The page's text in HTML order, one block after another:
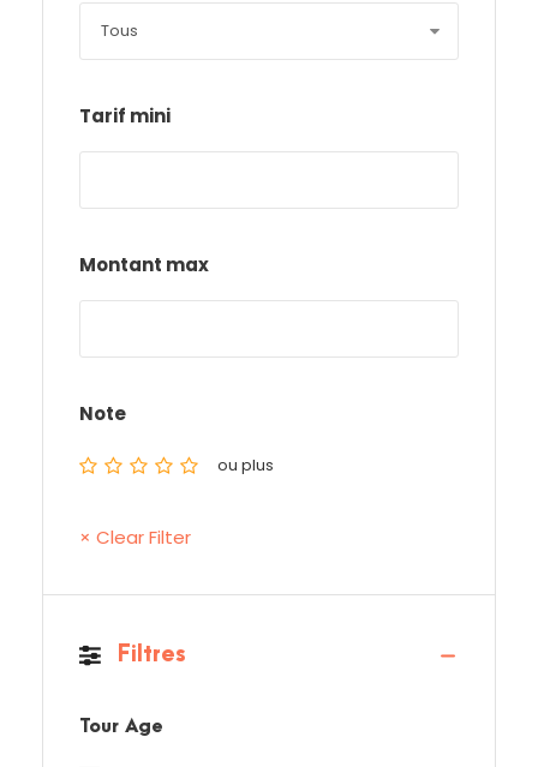
Tarif mini
Montant max
Note
ou plus
× Clear Filter
Filtres
Tour Age